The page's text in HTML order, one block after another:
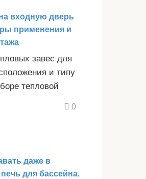
входную дверь
применения и
завес для
и типу
тепловой
0
даже в
для бассейна.